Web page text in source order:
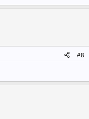
#8